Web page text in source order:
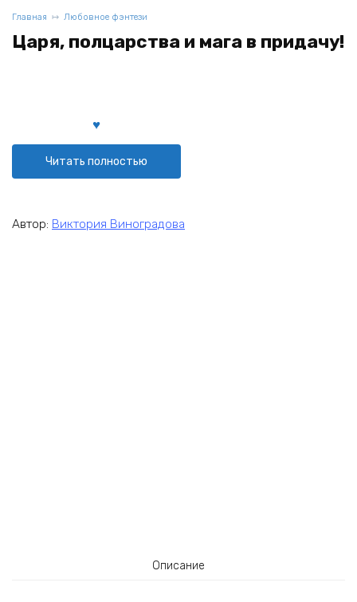
Главная Любовное фэнтези
Царя, полцарства и мага в придачу!
Читать полностью
Автор: Виктория Виноградова
Описание